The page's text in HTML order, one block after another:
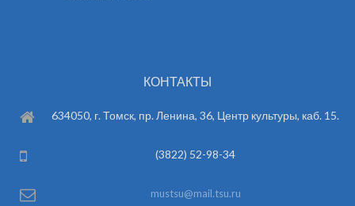
КОНТАКТЫ
634050, г. Томск, пр. Ленина, 36, Центр культуры, каб. 15.
(3822) 52-98-34
mustsu@mail.tsu.ru